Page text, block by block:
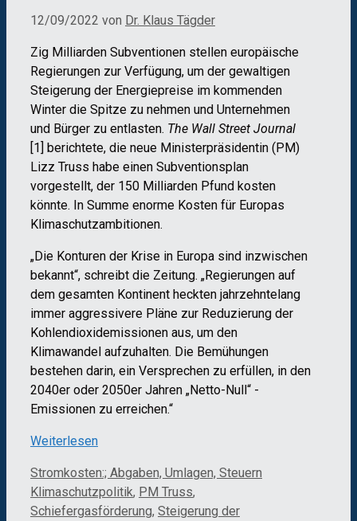
12/09/2022 von Dr. Klaus Tägder
Zig Milliarden Subventionen stellen europäische
Regierungen zur Verfügung, um der gewaltigen
Steigerung der Energiepreise im kommenden
Winter die Spitze zu nehmen und Unternehmen
und Bürger zu entlasten. The Wall Street Journal
[1] berichtete, die neue Ministerpräsidentin (PM)
Lizz Truss habe einen Subventionsplan
vorgestellt, der 150 Milliarden Pfund kosten
könnte. In Summe enorme Kosten für Europas
Klimaschutzambitionen.
„Die Konturen der Krise in Europa sind inzwischen
bekannt“, schreibt die Zeitung. „Regierungen auf
dem gesamten Kontinent heckten jahrzehntelang
immer aggressivere Pläne zur Reduzierung der
Kohlendioxidemissionen aus, um den
Klimawandel aufzuhalten. Die Bemühungen
bestehen darin, ein Versprechen zu erfüllen, in den
2040er oder 2050er Jahren „Netto-Null“ -
Emissionen zu erreichen.“
Weiterlesen
Kategorien
Stromkosten:; Abgaben, Umlagen, Steuern
Klimaschutzpolitik, PM Truss,
Schiefergasförderung, Steigerung der